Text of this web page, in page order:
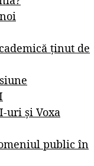
ținut de
uri și Voxa
public în